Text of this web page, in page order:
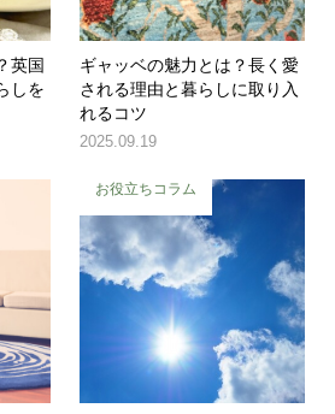
英国
しを
ギャッベの魅力とは？長く愛
される理由と暮らしに取り入
れるコツ
2025.09.19
お役立ちコラム